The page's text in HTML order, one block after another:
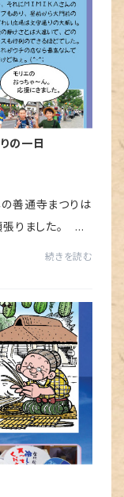
の一日
善通寺まつりは
張りました。 今
続きを読む